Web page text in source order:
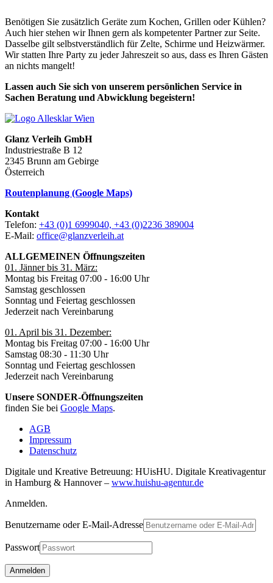
Benötigen Sie zusätzlich Geräte zum Kochen, Grillen oder Kühlen?
Auch hier stehen wir Ihnen gern als kompetenter Partner zur Seite.
Dasselbe gilt selbstverständlich für Zelte, Schirme und Heizwärmer.
Wir statten Ihre Party zu jeder Jahreszeit so aus, dass es Ihren Gästen
an nichts mangelt!
Lassen auch Sie sich von unserem persönlichen Service in
Sachen Beratung und Abwicklung begeistern!
Glanz Verleih GmbH
Industriestraße B 12
2345 Brunn am Gebirge
Österreich
Routenplanung (Google Maps)
Kontakt
Telefon: +43 (0)1 6999040, +43 (0)2236 389004
E-Mail: office@glanzverleih.at
ALLGEMEINEN Öffnungszeiten
01. Jänner bis 31. März:
Montag bis Freitag 07:00 - 16:00 Uhr
Samstag geschlossen
Sonntag und Feiertag geschlossen
Jederzeit nach Vereinbarung
01. April bis 31. Dezember:
Montag bis Freitag 07:00 - 16:00 Uhr
Samstag 08:30 - 11:30 Uhr
Sonntag und Feiertag geschlossen
Jederzeit nach Vereinbarung
Unsere SONDER-Öffnungszeiten
finden Sie bei Google Maps.
AGB
Impressum
Datenschutz
Digitale und Kreative Betreuung: HUisHU. Digitale Kreativagentur
in Hamburg & Hannover – www.huishu-agentur.de
Anmelden.
Benutzername oder E-Mail-Adresse
Passwort